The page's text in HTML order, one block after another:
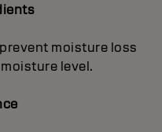
moisture loss
level.